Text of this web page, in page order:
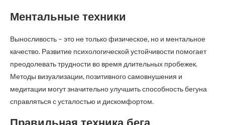
Ментальные техники
Выносливость – это не только физическое, но и ментальное
качество. Развитие психологической устойчивости помогает
преодолевать трудности во время длительных пробежек.
Методы визуализации, позитивного самовнушения и
медитации могут значительно улучшить способность бегуна
справляться с усталостью и дискомфортом.